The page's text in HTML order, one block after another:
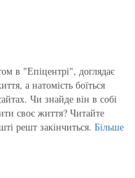
в "Епіцентрі", доглядає
а натомість боїться
Чи знайде він в собі
своє життя? Читайте
решт закінчиться. Більше